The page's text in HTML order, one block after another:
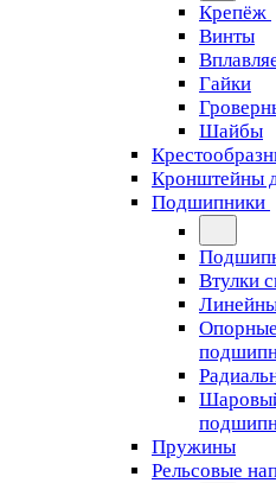
Крепёж
Винты
Гайки
Шайбы
Кронштейны
Подшипники
Втулки
Пружины
Рельсовые